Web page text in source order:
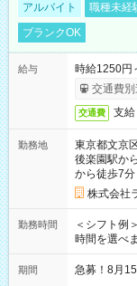
アルバイト 職種未経
ブランクOK
給与
時給1250円
交通費別
交通費 支給
勤務地
東京都文京
後楽園駅か
から徒歩7分
株式会社
勤務時間
＜シフト例＞
時間を選べ
期間 急募！8月